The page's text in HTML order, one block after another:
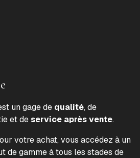
un gage de qualité, de
et deservice après vente.
votre achat, vous accédez à un
de gamme à tous les stades de